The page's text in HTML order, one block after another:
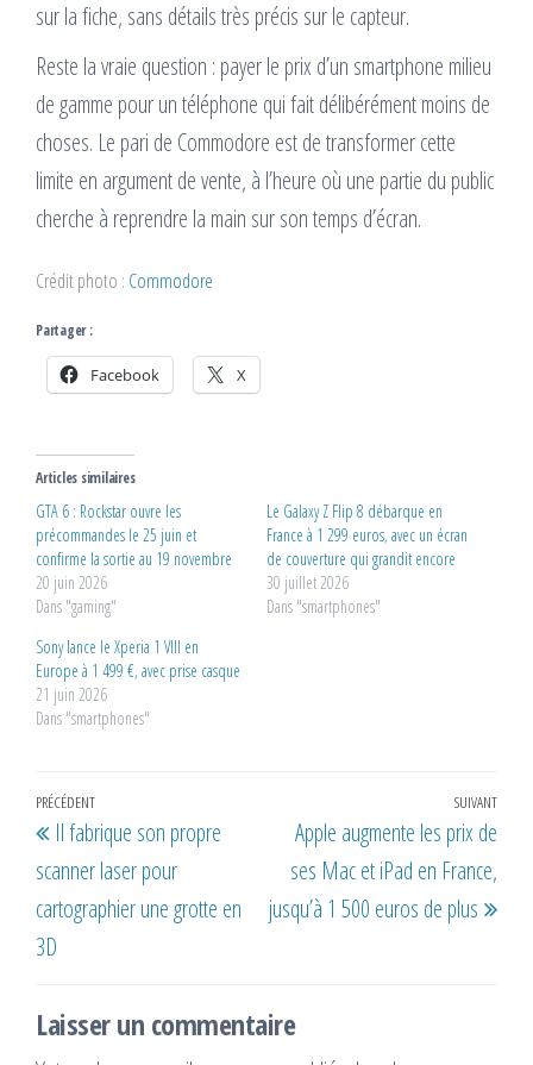
sur la fiche, sans détails très précis sur le capteur.
Reste la vraie question : payer le prix d’un smartphone milieu
de gamme pour un téléphone qui fait délibérément moins de
choses. Le pari de Commodore est de transformer cette
limite en argument de vente, à l’heure où une partie du public
cherche à reprendre la main sur son temps d’écran.
Crédit photo : Commodore
Partager :
Facebook X
Articles similaires
GTA 6 : Rockstar ouvre les
précommandes le 25 juin et
confirme la sortie au 19 novembre
20 juin 2026
Dans "gaming"
Le Galaxy Z Flip 8 débarque en
France à 1 299 euros, avec un écran
de couverture qui grandit encore
30 juillet 2026
Dans "smartphones"
Sony lance le Xperia 1 VIII en
Europe à 1 499 €, avec prise casque
21 juin 2026
Dans "smartphones"
Navigation
de
l’article
Article
précédent
PRÉCÉDENT
Il fabrique son propre
scanner laser pour
cartographier une grotte en
3D
SUIVANT
Apple augmente les prix de
ses Mac et iPad en France,
jusqu’à 1 500 euros de plus
Laisser un commentaire